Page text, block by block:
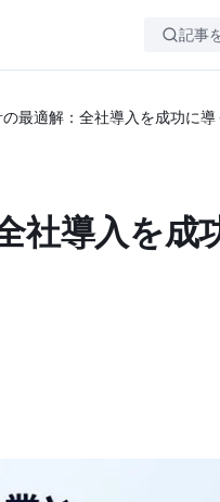
最適解：全社導入を成功に
社導入を成